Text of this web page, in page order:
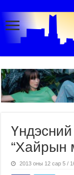
“Хайрын
2013 оны 12 сар 5 /